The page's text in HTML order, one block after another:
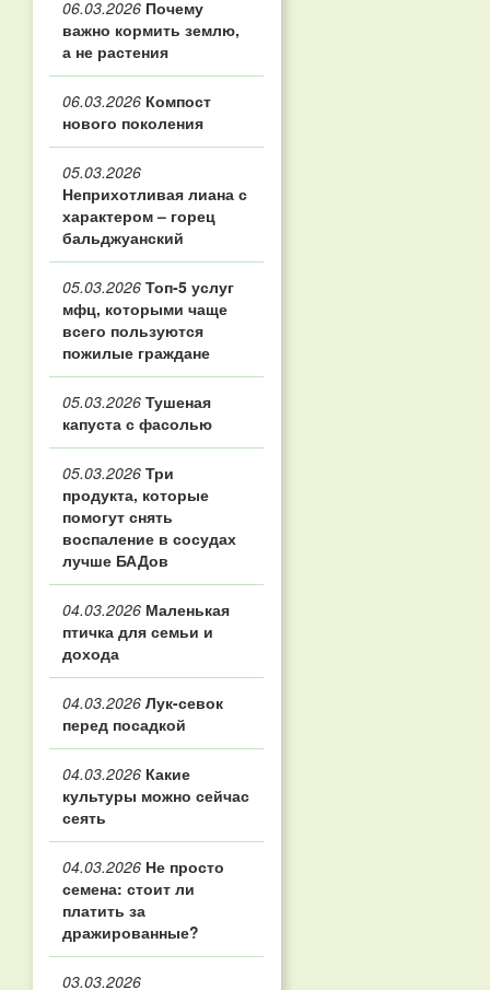
06.03.2026 Почему
важно кормить землю,
а не растения
06.03.2026 Компост
нового поколения
05.03.2026
Неприхотливая лиана с
характером – горец
бальджуанский
05.03.2026 Топ‑5 услуг
мфц, которыми чаще
всего пользуются
пожилые граждане
05.03.2026 Тушеная
капуста с фасолью
05.03.2026 Три
продукта, которые
помогут снять
воспаление в сосудах
лучше БАДов
04.03.2026 Маленькая
птичка для семьи и
дохода
04.03.2026 Лук-севок
перед посадкой
04.03.2026 Какие
культуры можно сейчас
сеять
04.03.2026 Не просто
семена: стоит ли
платить за
дражированные?
03.03.2026